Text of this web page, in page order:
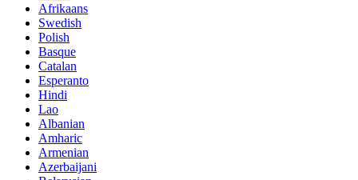
Afrikaans
Swedish
Polish
Basque
Catalan
Esperanto
Hindi
Lao
Albanian
Amharic
Armenian
Azerbaijani